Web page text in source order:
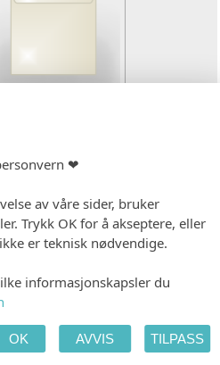
trykk)
❤
av våre sider, bruker
Trykk OK for å akseptere, eller
er teknisk nødvendige.
informasjonskapsler du
OK AVVIS TILPASS